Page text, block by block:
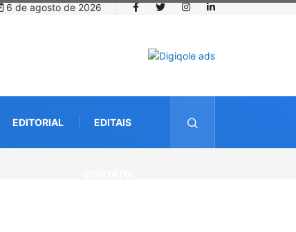
6 de agosto de 2026
EDITORIAL EDITAIS